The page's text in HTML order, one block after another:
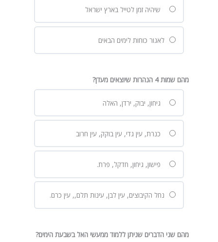
שיהיה זמן לטייל בארץ ישראל
לאגור כוחות לימים הבאים
מהם שמות 4 הנהרות שיוצאים מעדן?
גיחון, יבוק, ירדן, האלה
כנרת, עין גדי, עין בוקק, עין חרוב
פישון, גיחון, חדקל, פרת.
נחל הקיבוצים, עין לבן, עינות תלם,, עין כרם.
מהם שני הדברים שניתן ללמוד ממעשי האל בשבעת הימים?